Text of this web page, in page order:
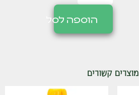
הוספה לסל
מוצרים קשורים